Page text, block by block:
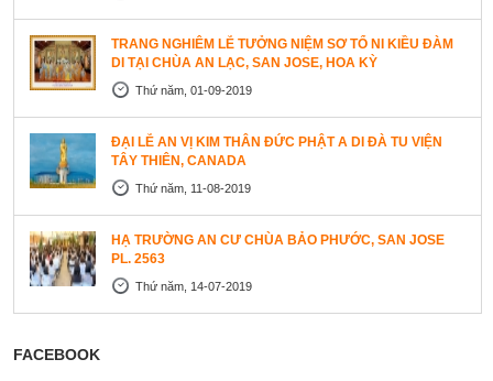
TRANG NGHIÊM LỄ TƯỞNG NIỆM SƠ TỔ NI KIỀU ĐÀM
DI TẠI CHÙA AN LẠC, SAN JOSE, HOA KỲ
Thứ năm, 01-09-2019
ĐẠI LỄ AN VỊ KIM THÂN ĐỨC PHẬT A DI ĐÀ TU VIỆN
TÂY THIÊN, CANADA
Thứ năm, 11-08-2019
HẠ TRƯỜNG AN CƯ CHÙA BẢO PHƯỚC, SAN JOSE
PL. 2563
Thứ năm, 14-07-2019
FACEBOOK